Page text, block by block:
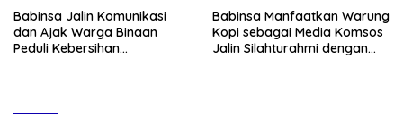
Babinsa Jalin Komunikasi
dan Ajak Warga Binaan
Peduli Kebersihan
Babinsa Manfaatkan Warung
Kopi sebagai Media Komsos
Jalin Silahturahmi dengan